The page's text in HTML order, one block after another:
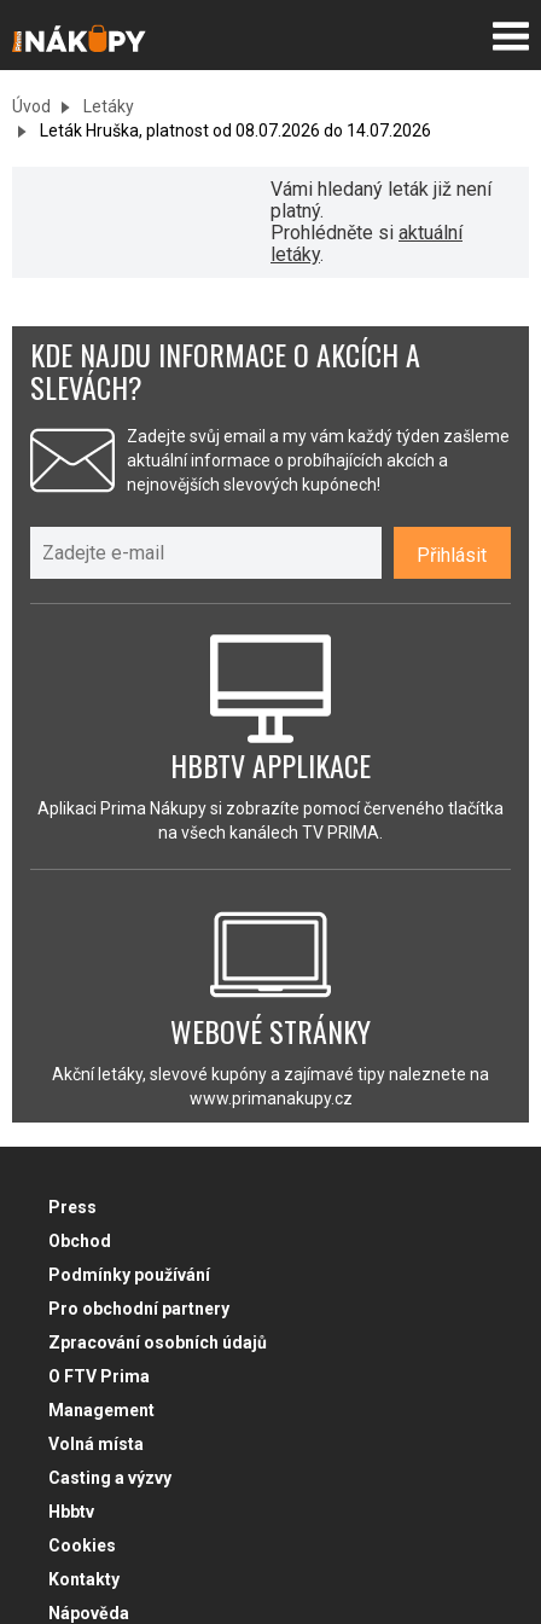
Úvod
Letáky
Leták Hruška, platnost od 08.07.2026 do 14.07.2026
Vámi hledaný leták již není
platný.
Prohlédněte si aktuální
letáky.
KDE NAJDU INFORMACE O AKCÍCH A
SLEVÁCH?
Zadejte svůj email a my vám každý týden zašleme
aktuální informace o probíhajících akcích a
nejnovějších slevových kupónech!
Přihlásit
HBBTV APPLIKACE
Aplikaci Prima Nákupy si zobrazíte pomocí červeného tlačítka
na všech kanálech TV PRIMA.
WEBOVÉ STRÁNKY
Akční letáky, slevové kupóny a zajímavé tipy naleznete na
www.primanakupy.cz
Press
Obchod
Podmínky používání
Pro obchodní partnery
Zpracování osobních údajů
O FTV Prima
Management
Volná místa
Casting a výzvy
Hbbtv
Cookies
Kontakty
Nápověda